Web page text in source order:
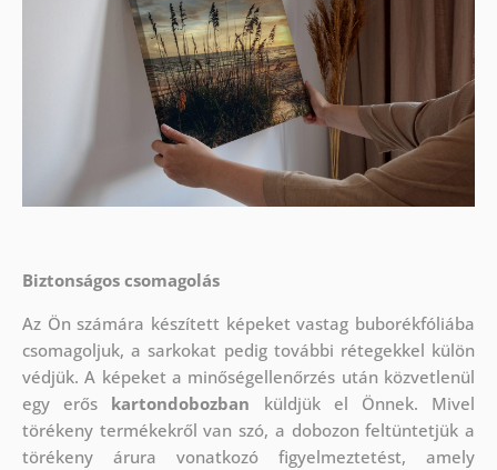
Biztonságos csomagolás
Az Ön számára készített képeket vastag buborékfóliába
csomagoljuk, a sarkokat pedig további rétegekkel külön
védjük.A képeket a minőségellenőrzés után közvetlenül
egy erős kartondobozban küldjük el Önnek. Mivel
törékeny termékekről van szó, a dobozon feltüntetjük a
törékeny árura vonatkozó figyelmeztetést, amely